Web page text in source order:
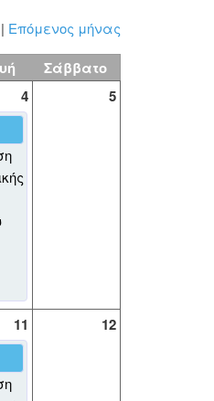
| Επόμενος μήνας
Σάββατο
4
5
11
12